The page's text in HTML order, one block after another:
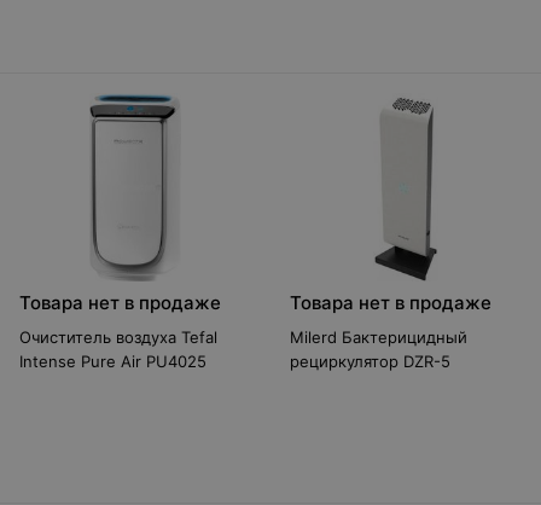
Товара нет в продаже
Очиститель воздуха Tefal
Intense Pure Air PU4025
Товара нет в продаже
Milerd Бактерицидный
рециркулятор DZR-5